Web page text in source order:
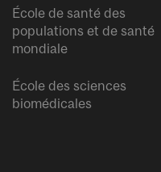
École de santé des
populations et de santé
mondiale
École des sciences
biomédicales